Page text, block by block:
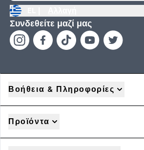
Συνδεθείτε μαζί μας
Βοήθεια & Πληροφορίες
Προϊόντα